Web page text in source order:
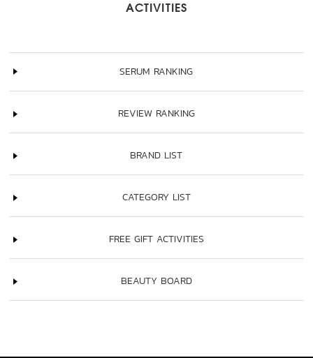
ACTIVITIES
SERUM RANKING
REVIEW RANKING
BRAND LIST
CATEGORY LIST
FREE GIFT ACTIVITIES
BEAUTY BOARD